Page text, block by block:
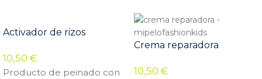
Activador de rizos
10,50 €
Producto de peinado con
Crema reparadora
10,50 €